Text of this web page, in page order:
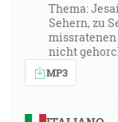
Thema:
Sehern, zu
missratenen
nicht
MP3